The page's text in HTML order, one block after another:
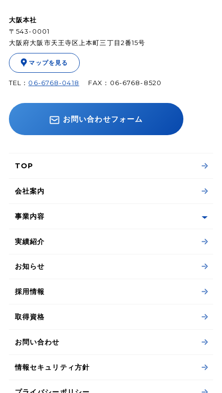
当社の個人情報の取り扱いの詳細については、
プライバシーポリシー をご確認ください。
大阪本社
〒543-0001
大阪府大阪市天王寺区上本町三丁目2番15号
マップを見る
TEL： 06-6768-0418 FAX：06-6768-8520
お問い合わせフォーム
TOP
会社案内
事業内容
実績紹介
お知らせ
採用情報
取得資格
お問い合わせ
情報セキュリティ方針